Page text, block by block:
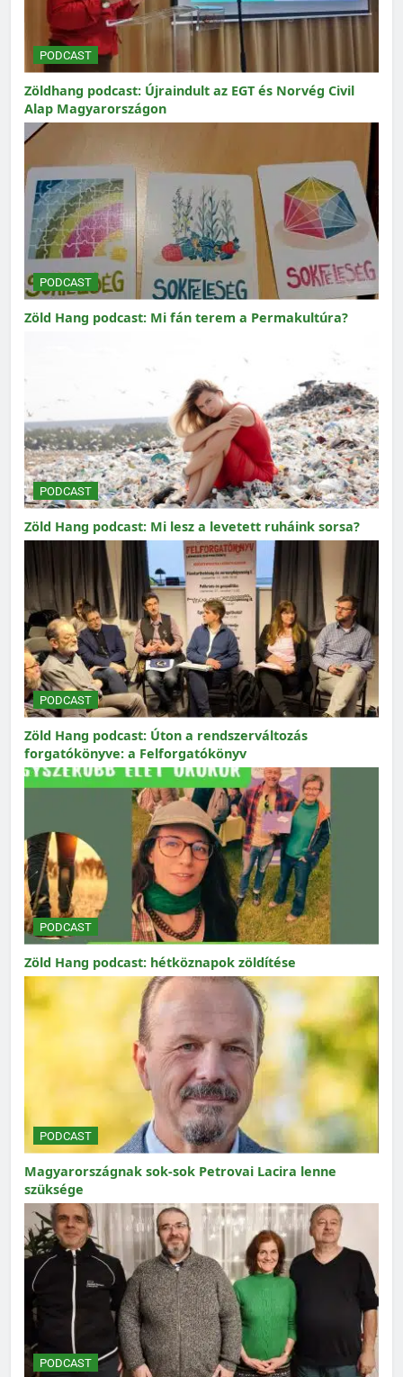
PODCAST
Zöldhang podcast: Újraindult az EGT és Norvég Civil
Alap Magyarországon
PODCAST
Zöld Hang podcast: Mi fán terem a Permakultúra?
PODCAST
Zöld Hang podcast: Mi lesz a levetett ruháink sorsa?
PODCAST
Zöld Hang podcast: Úton a rendszerváltozás
forgatókönyve: a Felforgatókönyv
PODCAST
Zöld Hang podcast: hétköznapok zöldítése
PODCAST
Magyarországnak sok-sok Petrovai Lacira lenne
szüksége
PODCAST